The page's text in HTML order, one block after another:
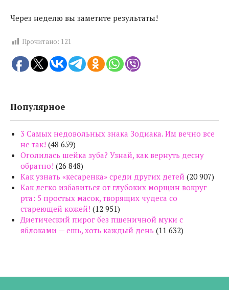
Через неделю вы заметите результаты!
Прочитано: 121
Популярное
3 Самых недовольных знака Зодиака. Им вечно все
не так! (48 659)
Оголилась шейка зуба? Узнай, как вернуть десну
обратно! (26 848)
Как узнать «кесаренка» среди других детей (20 907)
Как легко избавиться от глубоких морщин вокруг
рта: 5 простых масок, творящих чудеса со
стареющей кожей! (12 951)
Диетический пирог без пшеничной муки с
яблоками — ешь, хоть каждый день (11 632)